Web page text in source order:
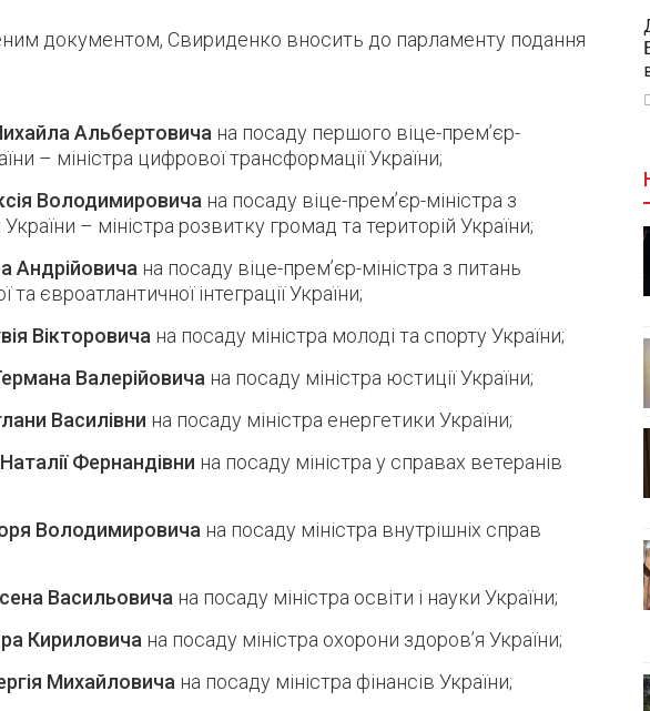
документом, Свириденко вносить до парламенту подання
Альбертовича на посаду першого віце-прем’єр-
– міністра цифрової трансформації України;
Володимировича на посаду віце-прем’єр-міністра з
– міністра розвитку громад та територій України;
Андрійовича на посаду віце-прем’єр-міністра з питань
та євроатлантичної інтеграції України;
Вікторовича на посаду міністра молоді та спорту України;
Валерійовича на посаду міністра юстиції України;
Василівни на посаду міністра енергетики України;
Фернандівни на посаду міністра у справах ветеранів
Володимировича на посаду міністра внутрішніх справ
Васильовича на посаду міністра освіти і науки України;
Кириловича на посаду міністра охорони здоров’я України;
Михайловича на посаду міністра фінансів України;